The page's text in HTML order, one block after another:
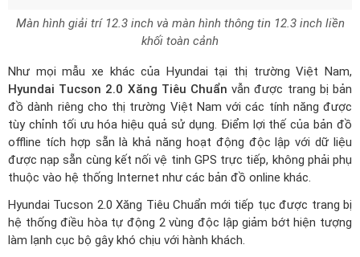
Hyundai Tucson 2.0 Xăng Tiêu Chuẩnvẫn được trang bị bản
đồ dành riêng cho thị trường Việt Nam với các tính năng được
offline tích hợp sẵn là khả năng hoạt động độc lập với dữ liệu
được nạp sẵn cùng kết nối vệ tinh GPS trực tiếp, không phải phụ
thuộc vào hệ thống Internet như các bản đồ online khác.
Hyundai Tucson 2.0 Xăng Tiêu Chuẩn mới tiếp tục được trang bị
hệ thống điều hòa tự động 2 vùng độc lập giảm bớt hiện tượng
làm lạnh cục bộ gây khó chịu với hành khách.